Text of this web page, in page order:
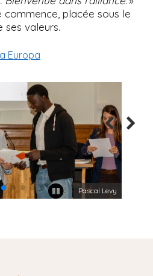
commence, placée sous le
ses valeurs.
Europa
Pascal Levy